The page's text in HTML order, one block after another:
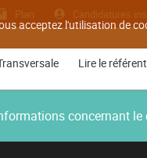
acceptez l'utilisation de
Plan Candidatures
Lire le
concernant